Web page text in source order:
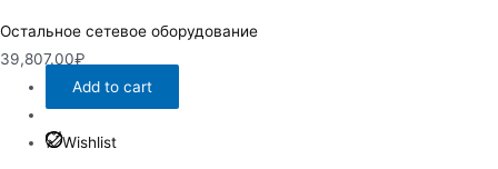
Остальное сетевое оборудование
39,807.00₽
Add to cart
Wishlist